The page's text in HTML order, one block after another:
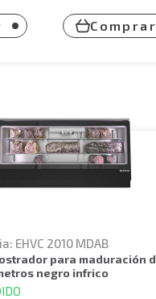
Comprar
EHVC 2010 MDAB
negro infrico